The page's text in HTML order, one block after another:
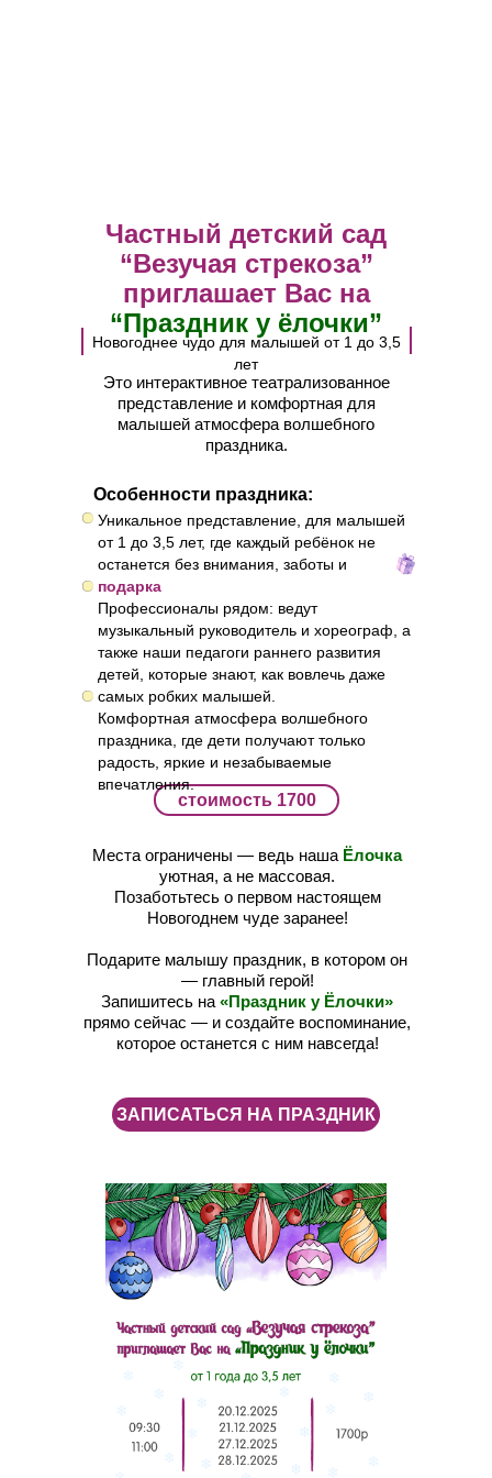
ЗАПИСАТЬСЯ НА ПРАЗДНИК
стоимость 1700
Места ограничены — ведь наша Ёлочка
уютная, а не массовая.
Позаботьтесь о первом настоящем
Новогоднем чуде заранее!
Подарите малышу праздник, в котором он
— главный герой!
Запишитесь на «Праздник у Ёлочки»
прямо сейчас — и создайте воспоминание,
которое останется с ним навсегда!
Особенности праздника:
Уникальное представление, для малышей
от 1 до 3,5 лет, где каждый ребёнок не
останется без внимания, заботы и
подарка
Профессионалы рядом: ведут
музыкальный руководитель и хореограф, а
также наши педагоги раннего развития
детей, которые знают, как вовлечь даже
самых робких малышей.
Комфортная атмосфера волшебного
праздника, где дети получают только
радость, яркие и незабываемые
впечатления.
Это интерактивное театрализованное
представление и комфортная для
малышей атмосфера волшебного
праздника.
Новогоднее чудо для малышей от 1 до 3,5
лет
Частный детский сад
“Везучая стрекоза”
приглашает Вас на
“Праздник у ёлочки”